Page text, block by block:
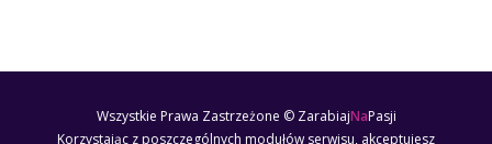
Wszystkie Prawa Zastrzeżone © ZarabiajNaPasji
Korzystając z poszczególnych modułów serwisu, akceptujesz